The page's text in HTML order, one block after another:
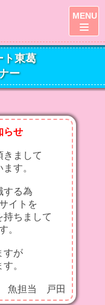
ト東葛
ー
らせ
きまして
す。
する為
イトを
持ちまして
。
すが
。
魚担当 戸田
MENU